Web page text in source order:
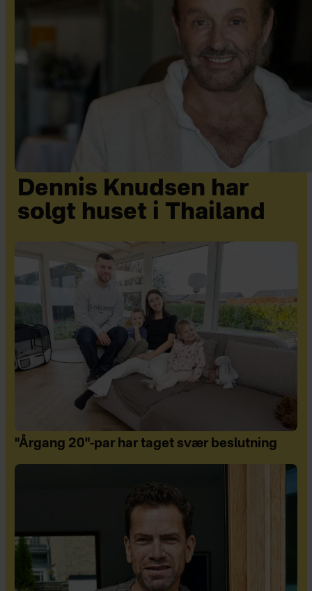
Dennis Knudsen har
solgt huset i Thailand
"Årgang 20"-par har taget svær beslutning